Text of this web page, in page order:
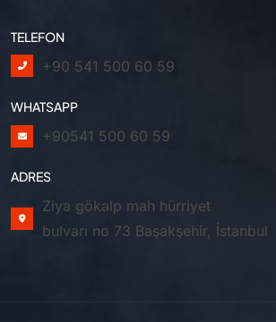
TELEFON
+90 541 500 60 59
WHATSAPP
+90541 500 60 59
ADRES
Ziya gökalp mah hürriyet
bulvarı no 73 Başakşehir, İstanbul